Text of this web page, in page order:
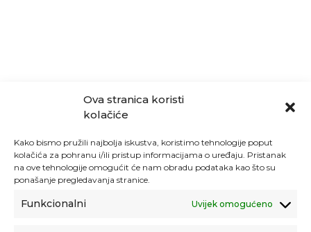
Ova stranica koristi
kolačiće
Kako bismo pružili najbolja iskustva, koristimo tehnologije poput
kolačića za pohranu i/ili pristup informacijama o uređaju. Pristanak
na ove tehnologije omogućit će nam obradu podataka kao što su
ponašanje pregledavanja stranice.
Funkcionalni Uvijek omogućeno